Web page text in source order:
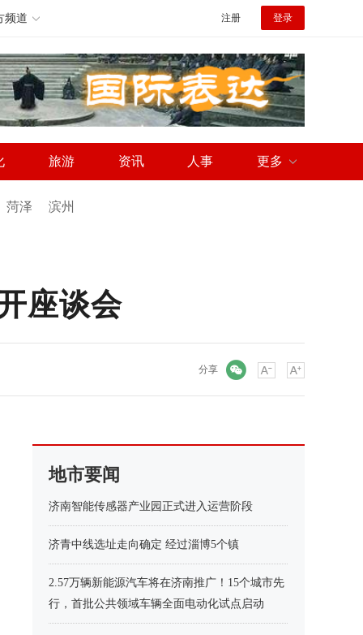
频道 注册 登录
旅游 资讯 人事 更多
菏泽 滨州
座谈会
分享
地市要闻
济南智能传感器产业园正式进入运营阶段
济青中线选址走向确定 经过淄博5个镇
2.57万辆新能源汽车将在济南推广！15个城市先
行，首批公共领域车辆全面电动化试点启动